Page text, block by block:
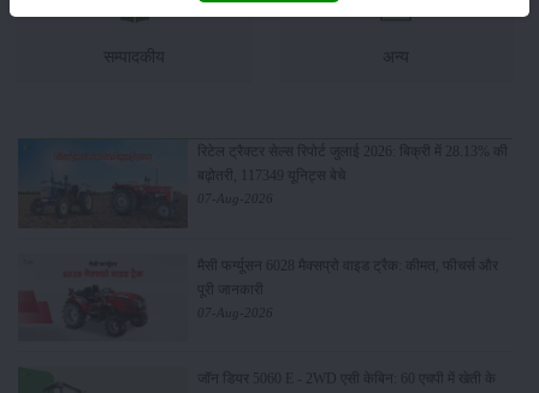
सम्पादकीय अन्य
रिटेल ट्रैक्टर सेल्स रिपोर्ट जुलाई 2026: बिक्री में 28.13% की
बढ़ोतरी, 117349 यूनिट्स बेचे
07-Aug-2026
मैसी फर्ग्यूसन 6028 मैक्सप्रो वाइड ट्रैक: कीमत, फीचर्स और
पूरी जानकारी
07-Aug-2026
जॉन डियर 5060 E - 2WD एसी केबिन: 60 एचपी में खेती के